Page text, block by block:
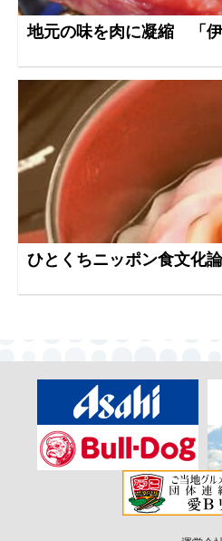
地元の味を肉に凝縮 「伊
ひとくちニッポン食文化